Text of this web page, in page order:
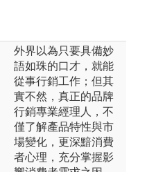
外界以為只要具備妙
語如珠的口才，就能
從事行銷工作；但其
實不然，真正的品牌
行銷專業經理人，不
僅了解產品特性與市
場變化，更深黯消費
者心理，充分掌握影